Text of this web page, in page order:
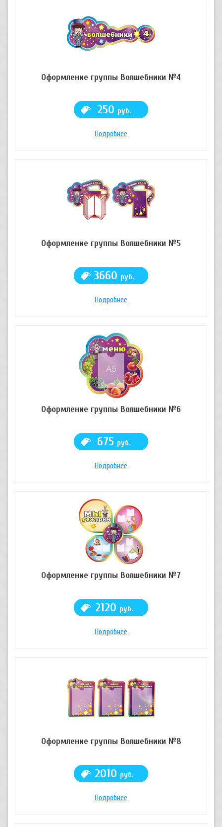
Оформление группы Волшебники №4
250 руб.
Подробнее
Оформление группы Волшебники №5
3660 руб.
Подробнее
Оформление группы Волшебники №6
675 руб.
Подробнее
Оформление группы Волшебники №7
2120 руб.
Подробнее
Оформление группы Волшебники №8
2010 руб.
Подробнее